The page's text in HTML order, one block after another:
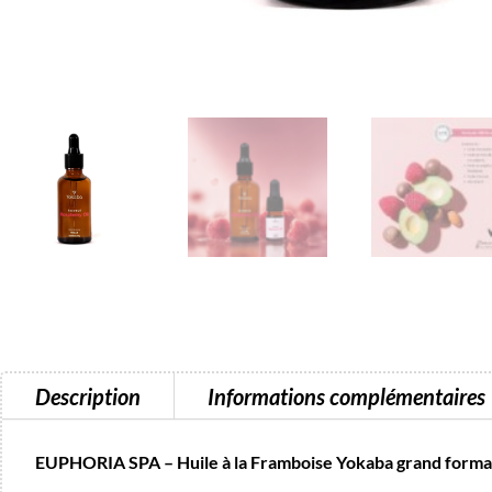
Description Informations complémentaires
EUPHORIA SPA – Huile à la Framboise Yokaba grand